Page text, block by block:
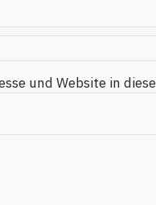
und Website in